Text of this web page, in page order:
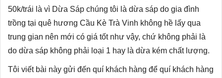
50k/trái là vì Dừa Sáp chúng tôi là dừa sáp do gia đình
trồng tại quê hương Cầu Kè Trà Vinh không hề lấy qua
trung gian nên mới có giá tốt như vậy, chứ không phải là
do dừa sáp không phải loại 1 hay là dừa kém chất lượng.
Tôi viết bài này gửi đến quí khách hàng để quí khách hàng